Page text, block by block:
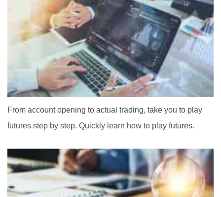
From account opening to actual trading, take you to play
futures step by step. Quickly learn how to play futures.